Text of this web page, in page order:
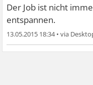
Der Job ist nicht
entspannen.
13.05.2015 18:34•